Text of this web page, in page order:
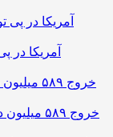
خروج ۵۸۹